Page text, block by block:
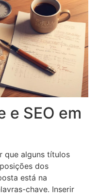
e SEO em
que alguns títulos
dos
está na
chave. Inserir